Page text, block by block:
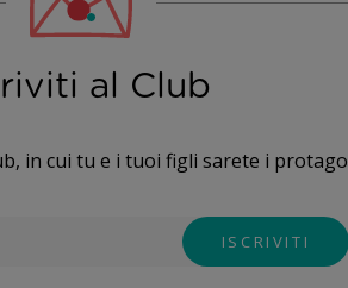
al Club
in cui tu e i tuoi figli sarete i